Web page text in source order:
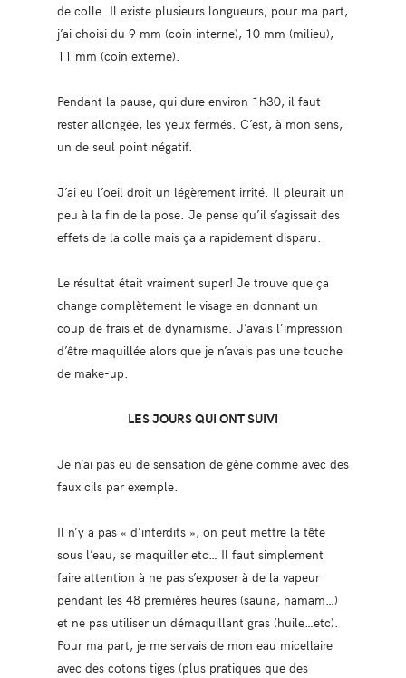
de colle. Il existe plusieurs longueurs, pour ma part,
j’ai choisi du 9 mm (coin interne), 10 mm (milieu),
11 mm (coin externe).
Pendant la pause, qui dure environ 1h30, il faut
rester allongée, les yeux fermés. C’est, à mon sens,
un de seul point négatif.
J’ai eu l’oeil droit un légèrement irrité. Il pleurait un
peu à la fin de la pose. Je pense qu’il s’agissait des
effets de la colle mais ça a rapidement disparu.
Le résultat était vraiment super! Je trouve que ça
change complètement le visage en donnant un
coup de frais et de dynamisme. J’avais l’impression
d’être maquillée alors que je n’avais pas une touche
de make-up.
LES JOURS QUI ONT SUIVI
Je n’ai pas eu de sensation de gène comme avec des
faux cils par exemple.
Il n’y a pas « d’interdits », on peut mettre la tête
sous l’eau, se maquiller etc… Il faut simplement
faire attention à ne pas s’exposer à de la vapeur
pendant les 48 premières heures (sauna, hamam…)
et ne pas utiliser un démaquillant gras (huile…etc).
Pour ma part, je me servais de mon eau micellaire
avec des cotons tiges (plus pratiques que des